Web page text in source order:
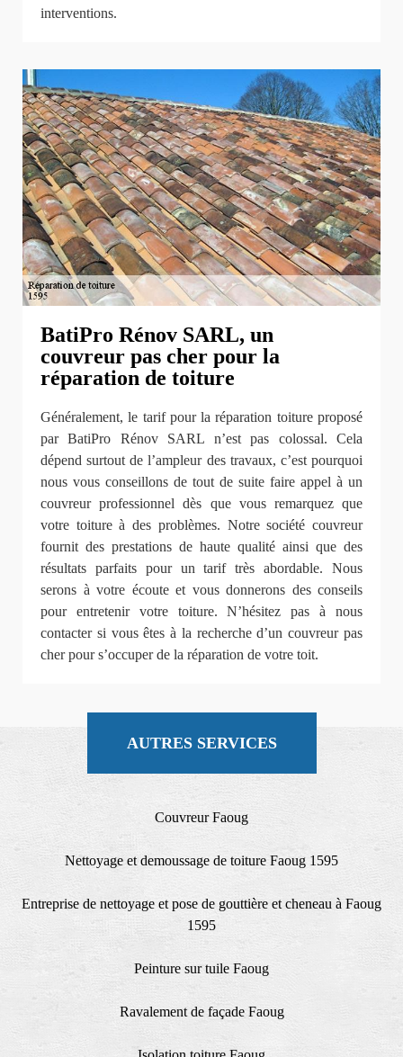
interventions.
BatiPro Rénov SARL, un
couvreur pas cher pour la
réparation de toiture
Généralement, le tarif pour la réparation toiture proposé
par BatiPro Rénov SARL n’est pas colossal. Cela
dépend surtout de l’ampleur des travaux, c’est pourquoi
nous vous conseillons de tout de suite faire appel à un
couvreur professionnel dès que vous remarquez que
votre toiture à des problèmes. Notre société couvreur
fournit des prestations de haute qualité ainsi que des
résultats parfaits pour un tarif très abordable. Nous
serons à votre écoute et vous donnerons des conseils
pour entretenir votre toiture. N’hésitez pas à nous
contacter si vous êtes à la recherche d’un couvreur pas
cher pour s’occuper de la réparation de votre toit.
AUTRES SERVICES
Couvreur Faoug
Nettoyage et demoussage de toiture Faoug 1595
Entreprise de nettoyage et pose de gouttière et cheneau à Faoug
1595
Peinture sur tuile Faoug
Ravalement de façade Faoug